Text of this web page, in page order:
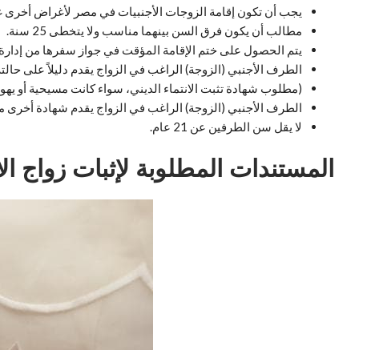
يجب أن تكون إقامة الزوجات الأجنبيات في مصر لأغراض أخرى
مطالب أن يكون فرق السن بينهما مناسب ولا يتخطى 25 سنة.
يتم الحصول على ختم الإقامة المؤقت في جواز سفرها من
الطرف الأجنبي (الزوجة) الراغب في الزواج يقدم دليلاً على
(مطلوب شهادة تثبت الانتماء الديني، سواء كانت مسيحية أو
الطرف الأجنبي (الزوجة) الراغب في الزواج يقدم شهادة أخرى
لا يقل سن الطرفين عن 21 عام.
المستندات المطلوبة لإثبات زواج